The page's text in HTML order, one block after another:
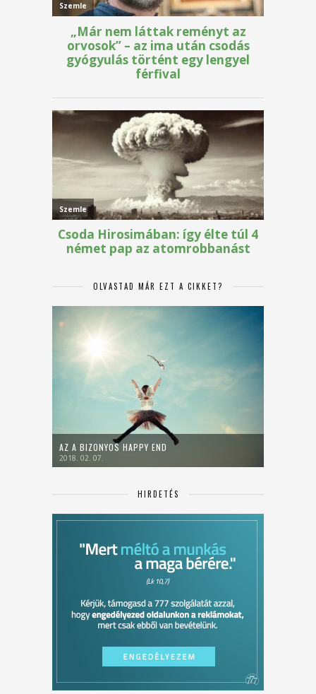
OLVASTAD MÁR EZT A CIKKET?
AZ A BIZONYOS HAPPY END
2018. 02. 07.
HIRDETÉS